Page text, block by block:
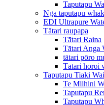
Taputapu
Nga taputapu
EDI Ultrapure
Tātari raupapa
Tātari Raina
Tātari Anga
tātari pōro
Tātari horoi
Taputapu Tiaki
Te Miihini
Taputapu
Taputapu